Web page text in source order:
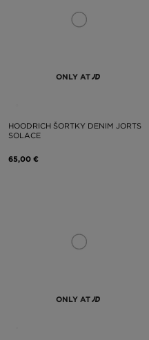
ONLY AT
HOODRICH ŠORTKY DENIM JORTS
SOLACE
65,00 €
ONLY AT